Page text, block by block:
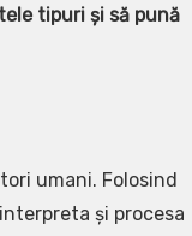
tipuri și să pună
umani. Folosind
și procesa